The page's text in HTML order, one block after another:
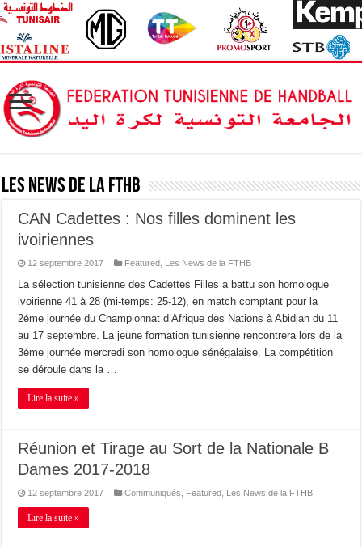
Les News de la FTHB
CAN Cadettes : Nos filles dominent les
ivoiriennes
12 septembre 2017 Featured Les News de la FTHB
La sélection tunisienne des Cadettes Filles a battu son homologue
ivoirienne 41 à 28 (mi-temps: 25-12), en match comptant pour la
2éme journée du Championnat d’Afrique des Nations à Abidjan du 11
au 17 septembre. La jeune formation tunisienne rencontrera lors de la
3éme journée mercredi son homologue sénégalaise. La compétition
se déroule dans la …
Lire la suite »
Réunion et Tirage au Sort de la Nationale B
Dames 2017-2018
12 septembre 2017 Communiqués Featured Les News de la FTHB
Lire la suite »